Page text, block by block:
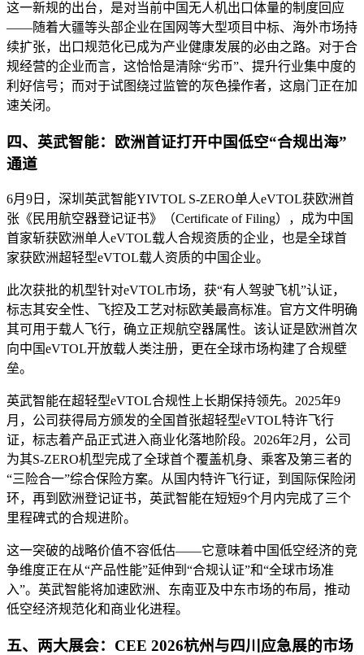
这一新规的出台，是对当前中国无人机出口体量的制度回应
——随着大疆等头部企业在国网等大型项目中标、海外市场持
续扩张，出口规范化已成为产业健康发展的必由之路。对于合
规经营的企业而言，这恰恰是清除“劣币”、提升行业集中度的
利好信号；而对于试图绕过监管的灰色操作者，这扇门正在加
速关闭。
四、英武智能：欧洲首证打开中国低空“合规出海”
通道
6月9日，深圳英武智能YIVTOL S-ZERO单人eVTOL获欧洲首
张《民用航空器登记证书》（Certificate of Filing），成为中国
首家斩获欧洲单人eVTOL载人合规资质的企业，也是全球首
家获欧洲超轻型eVTOL载人资质的中国企业。
此次获批的机型针对eVTOL市场，获“有人驾驶飞机”认证，
标志其安全性、飞控及工艺对标欧美最高标准。官方文件明确
其可用于载人飞行，确立正规航空器属性。该认证是欧洲首次
向中国eVTOL开放载人类注册，更在全球市场构建了合规壁
垒。
英武智能在超轻型eVTOL合规性上长期保持领先。2025年9
月，公司获得局方颁发的全国首张超轻型eVTOL特许飞行
证，标志着产品正式进入商业化落地阶段。2026年2月，公司
为其S-ZERO机型完成了全球首个覆盖机身、乘客及第三者的
“三险合一”综合保险方案。从国内特许飞行证，到国际保险闭
环，再到欧洲登记证书，英武智能在短短9个月内完成了三个
里程碑式的合规进阶。
这一突破的战略价值不容低估——它意味着中国低空经济的竞
争维度正在从“产品性能”延伸到“合规认证”和“全球市场准
入”。英武智能将加速欧洲、东南亚及中东市场的布局，推动
低空经济规范化和商业化进程。
五、两大展会：CEE 2026杭州与四川应急展的市场